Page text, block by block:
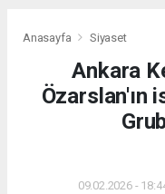
Anasayfa Siyaset
Ankara
Özarslan'ın
09.02.2026 -